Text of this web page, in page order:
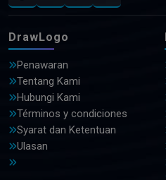
DrawLogo
Penawaran
Tentang Kami
Hubungi Kami
Términos y condiciones
Syarat dan Ketentuan
Ulasan